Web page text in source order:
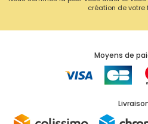
création de
Moyens de